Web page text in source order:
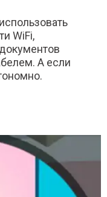
WiFi,
А если